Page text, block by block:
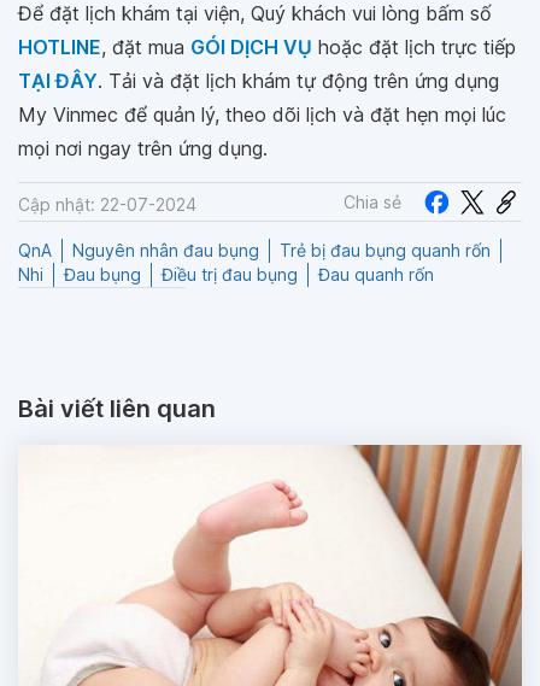
Để đặt lịch khám tại viện, Quý khách vui lòng bấm số
HOTLINE, đặt mua GÓI DỊCH VỤ hoặc đặt lịch trực tiếp
TẠI ĐÂY. Tải và đặt lịch khám tự động trên ứng dụng
My Vinmec để quản lý, theo dõi lịch và đặt hẹn mọi lúc
mọi nơi ngay trên ứng dụng.
Cập nhật: 22-07-2024 Chia sẻ
QnA Nguyên nhân đau bụng
Trẻ bị đau bụng quanh rốn
Nhi
Đau bụng Điều trị đau bụng Đau quanh rốn
Bài viết liên quan